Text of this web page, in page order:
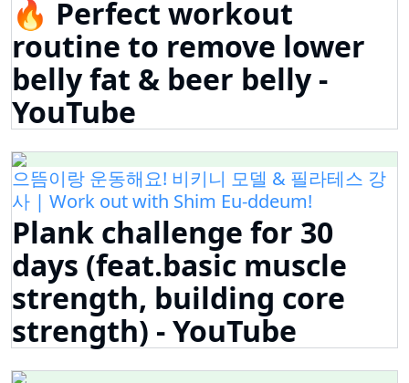
🔥 Perfect workout
routine to remove lower
belly fat & beer belly -
YouTube
으뜸이랑 운동해요! 비키니 모델 & 필라테스 강
사 | Work out with Shim Eu-ddeum!
Plank challenge for 30
days (feat.basic muscle
strength, building core
strength) - YouTube